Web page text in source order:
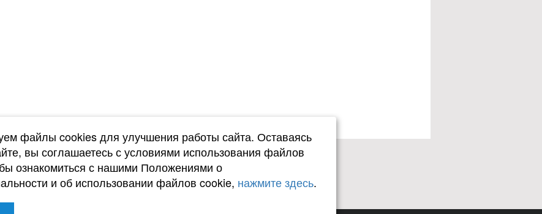
файлы cookies для улучшения работы сайта. Оставаясь
вы соглашаетесь с условиями использования файлов
ознакомиться с нашими Положениями о
и об использовании файлов cookie, нажмите здесь.